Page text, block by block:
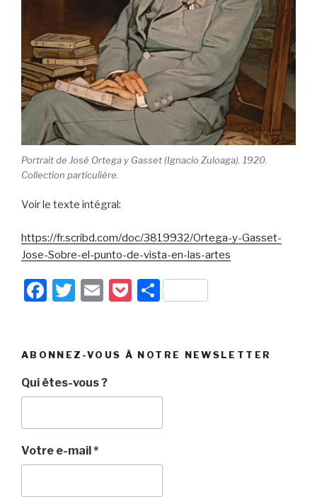
Portrait de José Ortega y Gasset (Ignacio Zuloaga). 1920.
Collection particulière.
Voir le texte intégral:
https://fr.scribd.com/doc/3819932/Ortega-y-Gasset-
Jose-Sobre-el-punto-de-vista-en-las-artes
F
e
b
o
o
k
T
er
E
P
k
P
g
ABONNEZ-VOUS À NOTRE NEWSLETTER
Qui êtes-vous ?
Votre e-mail*